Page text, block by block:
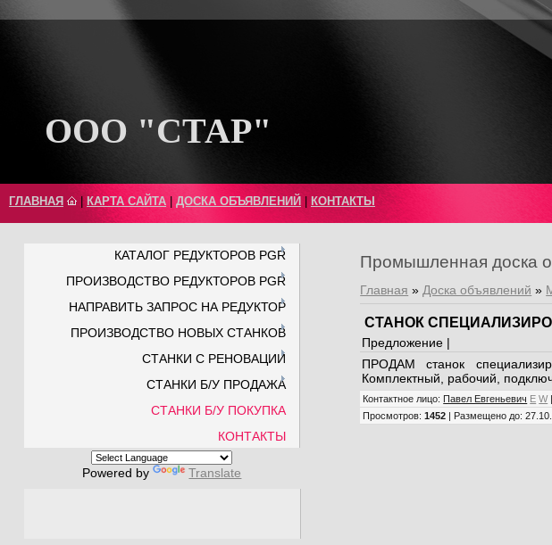
ООО "СТАР"
ГЛАВНАЯ КАРТА САЙТА ДОСКА ОБЪЯВЛЕНИЙ КОНТАКТЫ
КАТАЛОГ РЕДУКТОРОВ PGR
ПРОИЗВОДСТВО РЕДУКТОРОВ PGR
НАПРАВИТЬ ЗАПРОС НА РЕДУКТОР
ПРОИЗВОДСТВО НОВЫХ СТАНКОВ
СТАНКИ С РЕНОВАЦИИ
СТАНКИ Б/У ПРОДАЖА
СТАНКИ Б/У ПОКУПКА
КОНТАКТЫ
Powered by Translate
Промышленная доска
Главная » Доска объявлений »
СТАНОК
Предложение |
ПРОДАМ станок
Комплектный, рабочий,
Контактное лицо: Павел Евгеньевич E W
Просмотров:1452 Размещено до: